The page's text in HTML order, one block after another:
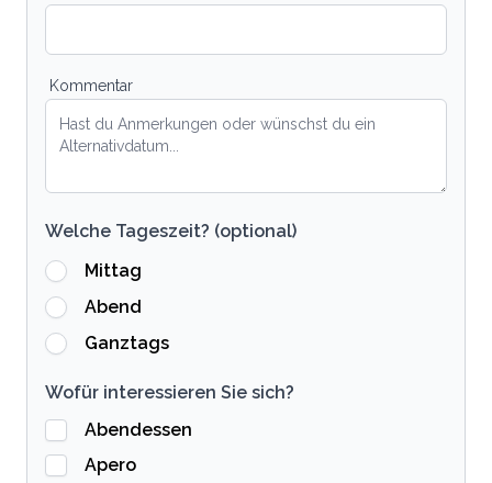
Kommentar
Welche Tageszeit? (optional)
Mittag
Abend
Ganztags
Wofür interessieren Sie sich?
Abendessen
Apero